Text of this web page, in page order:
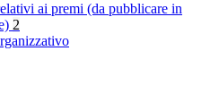
ai premi (da pubblicare in
2